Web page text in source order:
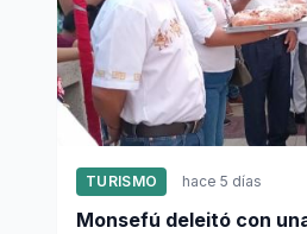
TURISMO hace 5 días
Monsefú deleitó con